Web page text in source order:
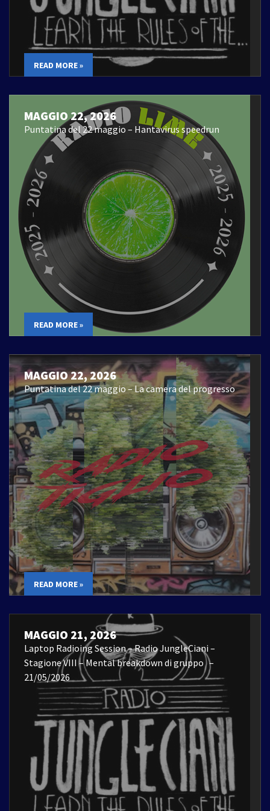
READ MORE »
MAGGIO 22, 2026
Puntatina del 22 maggio – Hantavirus speedrun
READ MORE »
MAGGIO 22, 2026
Puntatina del 22 maggio – La camera del progresso
READ MORE »
MAGGIO 21, 2026
Laptop Radioing Session – Radio JungleCiani –
Stagione VIII – Mental breakdown di gruppo –
21/05/2026